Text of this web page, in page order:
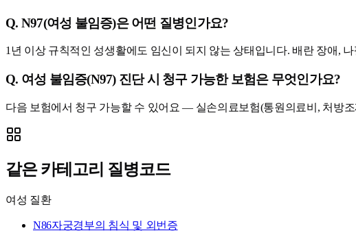
Q. N97(여성 불임증)은 어떤 질병인가요?
1년 이상 규칙적인 성생활에도 임신이 되지 않는 상태입니다. 배란 장애,
Q. 여성 불임증(N97) 진단 시 청구 가능한 보험은 무엇인가요?
다음 보험에서 청구 가능할 수 있어요 — 실손의료보험(통원의료비, 처방
같은 카테고리 질병코드
여성 질환
N86자궁경부의 침식 및 외번증